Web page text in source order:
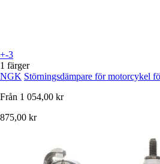
+-3
1 färger
NGK Störningsdämpare för motorcykel
Från 1 054,00 kr
875,00 kr